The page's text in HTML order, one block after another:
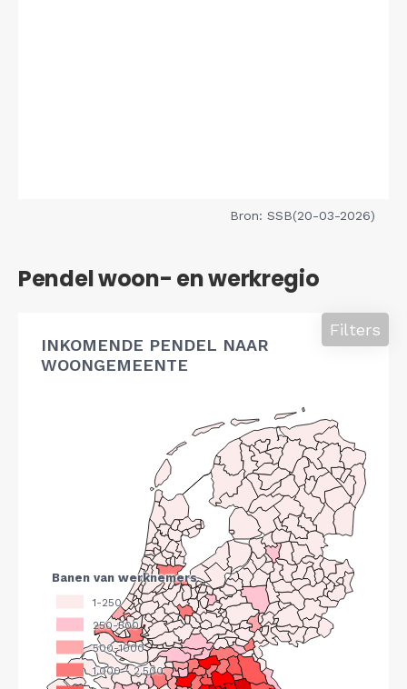
Bron: SSB(20-03-2026)
Pendel woon- en werkregio
INKOMENDE PENDEL NAAR
WOONGEMEENTE
Filters